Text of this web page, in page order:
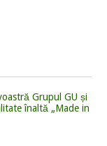
Grupul GU și
înaltă „Made in